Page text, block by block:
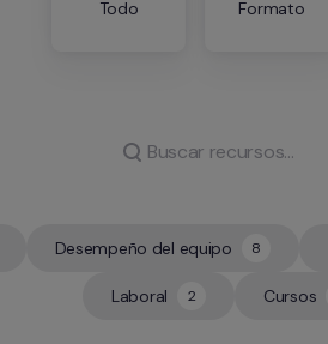
Todo Formato
Desempeño del equipo 8
8
Laboral 2 Cursos